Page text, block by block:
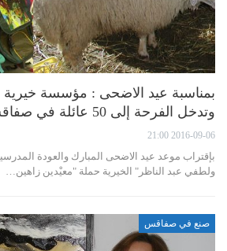
وتدخل الفرحة إلى 50 عائلة في صفاقس
2016-09-06 21:00
بإقتراب موعد عيد الاضحى المبارك والعودة
ولطفي عبد الناظر" الخيرية حملة "معيْدين زاهين…
صنع في صفاقس